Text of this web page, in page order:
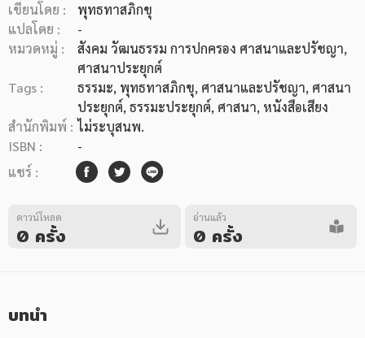
หมวดหมู่หนังสือ
หมวดหมู่ยอดนิยม
หนังสือเสียง
เขียนโดย :
พุทธทาสภิกขุ
แปลโดย :
-
หมวดหมู่ :
สังคม วัฒนธรรม การปกครอง ศาสนาและปรัชญา,
ศาสนาประยุกต์
Tags :
ธรรมะ, พุทธทาสภิกขุ, ศาสนาและปรัชญา, ศาสนา
ประยุกต์, ธรรมะประยุกต์, ศาสนา, หนังสือเสียง
สำนักพิมพ์ : ไม่ระบุสนพ.
ISBN :
-
แชร์ :
ดาวน์โหลด
0 ครั้ง
อ่านแล้ว
0 ครั้ง
บทนำ